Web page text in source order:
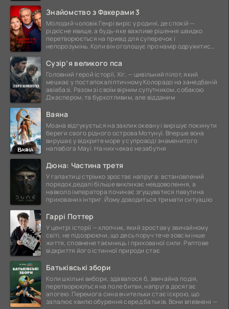
Знайомство з Факерами 3
Молодий чоловік Генрі виріс у родині, де спокій —
рідкісне явище, а будь-яке важливе рішення швидко
перетворюється на привід для суперечок і
непорозумінь. Коли він оголошує про намір одружитися,
Сузір’я великого пса
Головний герой історії, Хіг, — цивільний пілот, який
мешкає у постапокаліптичному Колорадо на занедбаній
авіабазі. Разом зі своїм вірним супутником, собакою
Джаспером, та буркотливим, але відданим
Ваяна
Моана відгукується на заклик океану і вирішує покинути
береги свого рідного острова Мотунуї. Вперше вона
вирушає у відкрите море у супроводі знаменитого
напівбога Мауї. На них чекає незабутня
Дюна: Частина третя
У галактиці стрімко зростає напруга: встановлений
порядок дедалі більше викликає невдоволення, а
навколо імператора починає згущуватися павутина
прихованих інтриг. Йому доводиться тримати ситуацію
Гаррі Поттер
У центрі історії — хлопчик, який зростав у звичайному
світі, не підозрюючи, що десь поруч тече зовсім інше
життя, сповнене таємниць і прихованої сили. Раптове
відкриття його істинної природи стає
Батьківські збори
Коли шкільні вибори, здавалося б, звичайна подія,
перетворюються на поле битви, напруга досягає
апогею. Перемога сина вчительки стає іскрою, що
запалює хвилю обурення серед батьків. Вони впевнені —